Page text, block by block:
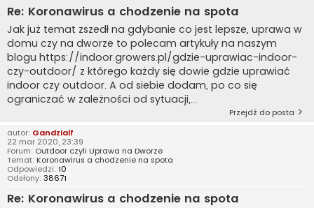
Re: Koronawirus a chodzenie na spota
Jak już temat zszedł na gdybanie co jest lepsze, uprawa w
domu czy na dworze to polecam artykuły na naszym
blogu https://indoor.growers.pl/gdzie-uprawiac-indoor-
czy-outdoor/ z którego każdy się dowie gdzie uprawiać
indoor czy outdoor. A od siebie dodam, po co się
ograniczać w zależności od sytuacji,...
Przejdź do posta
autor: Gandzialf
22 mar 2020, 23:39
Forum: Outdoor czyli Uprawa na Dworze
Temat: Koronawirus a chodzenie na spota
Odpowiedzi: 10
Odsłony: 38671
Re: Koronawirus a chodzenie na spota